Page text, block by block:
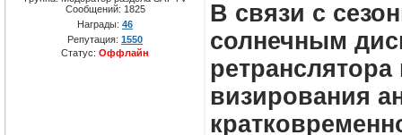
Сообщений: 1825
Награды: 46
Репутация: 1550
Статус: Оффлайн
В связи с
солнечным
визирования